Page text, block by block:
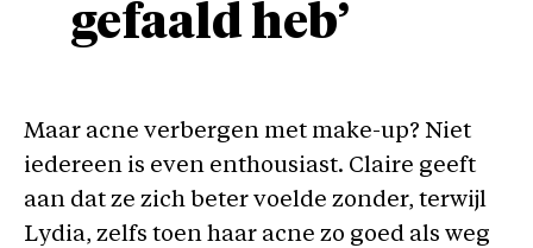
gefaald heb’
Maar acne verbergen met make-up? Niet
iedereen is even enthousiast. Claire geeft
aan dat ze zich beter voelde zonder, terwijl
Lydia, zelfs toen haar acne zo goed als weg